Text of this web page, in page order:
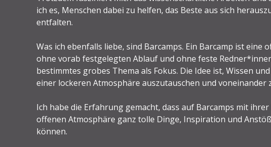
ich es, Menschen dabei zu helfen, das Beste aus sich
entfalten.
Was ich ebenfalls liebe, sind Barcamps. Ein Barcamp ist
ohne vorab festgelegten Ablauf und ohne feste
bestimmtes grobes Thema als Fokus. Die Idee ist, Wissen
einer lockeren Atmosphäre auszutauschen und voneinander
Ich habe die Erfahrung gemacht, dass auf Barcamps mit
offenen Atmosphäre ganz tolle Dinge, Inspiration und
können.